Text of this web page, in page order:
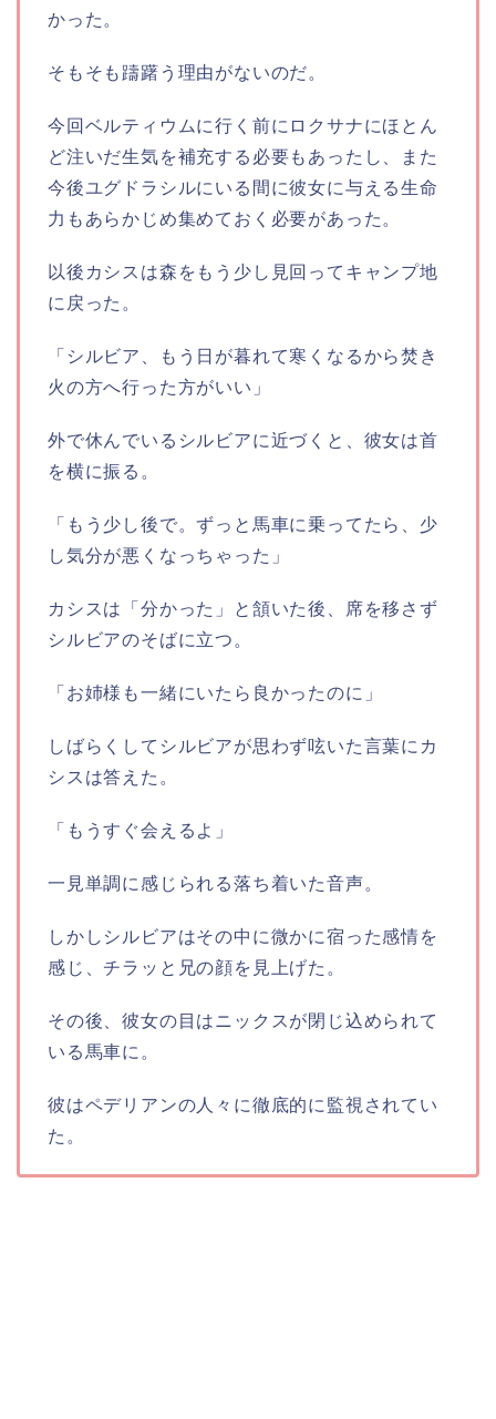
かった。
そもそも躊躇う理由がないのだ。
今回ベルティウムに行く前にロクサナにほとん
ど注いだ生気を補充する必要もあったし、また
今後ユグドラシルにいる間に彼女に与える生命
力もあらかじめ集めておく必要があった。
以後カシスは森をもう少し見回ってキャンプ地
に戻った。
「シルビア、もう日が暮れて寒くなるから焚き
火の方へ行った方がいい」
外で休んでいるシルビアに近づくと、彼女は首
を横に振る。
「もう少し後で。ずっと馬車に乗ってたら、少
し気分が悪くなっちゃった」
カシスは「分かった」と頷いた後、席を移さず
シルビアのそばに立つ。
「お姉様も一緒にいたら良かったのに」
しばらくしてシルビアが思わず呟いた言葉にカ
シスは答えた。
「もうすぐ会えるよ」
一見単調に感じられる落ち着いた音声。
しかしシルビアはその中に微かに宿った感情を
感じ、チラッと兄の顔を見上げた。
その後、彼女の目はニックスが閉じ込められて
いる馬車に。
彼はペデリアンの人々に徹底的に監視されてい
た。